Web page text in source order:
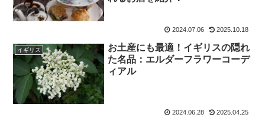
2024.07.06 2025.10.18
イギリス
お土産にも最適！イギリスの隠れ
た名品：エルダーフラワーコーデ
ィアル
2024.06.28 2025.04.25